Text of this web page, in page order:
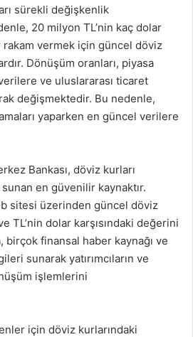
sürekli değişkenlik
20 milyon TL’nin kaç dolar
vermek için güncel döviz
Dönüşüm oranları, piyasa
ve uluslararası ticaret
değişmektedir. Bu nedenle,
yaparken en güncel verilere
Bankası, döviz kurları
en güvenilir kaynaktır.
sitesi üzerinden güncel döviz
TL’nin dolar karşısındaki değerini
birçok finansal haber kaynağı ve
sunarak yatırımcıların ve
işlemlerini
için döviz kurlarındaki